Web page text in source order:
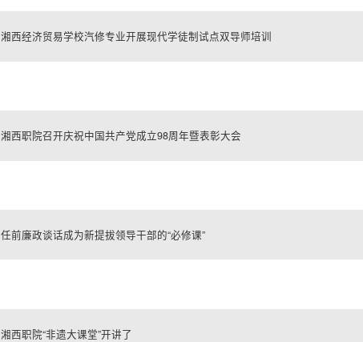
湘西经济贸易学校汽修专业开展现代学徒制试点双导师培训
湘西职院召开庆祝中国共产党成立98周年暨表彰大会
任前廉政谈话成为新提拔领导干部的“必修课”
湘西职院“非遗大课堂”开讲了